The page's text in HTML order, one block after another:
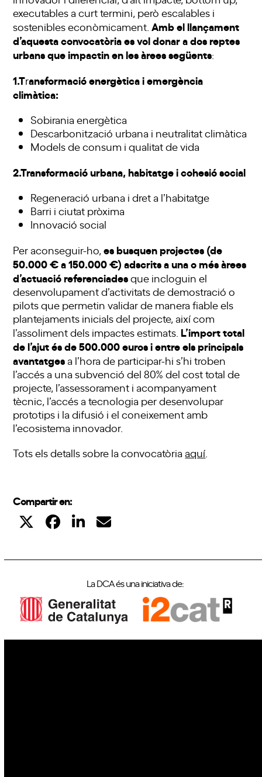
executables a curt termini, però escalables i
sostenibles econòmicament. Amb el llançament
d’aquesta convocatòria es vol donar a dos reptes
urbans que impactin en les àrees següents:
1.Transformació energètica i emergència
climàtica:
Sobirania energètica
Descarbonització urbana i neutralitat climàtica
Models de consum i qualitat de vida
2.Transformació urbana, habitatge i cohesió social
Regeneració urbana i dret a l’habitatge
Barri i ciutat pròxima
Innovació social
Per aconseguir-ho,es busquen projectes (de
50.000 € a 150.000 €) adscrits a una o més àrees
d’actuació referenciadesque incloguin el
desenvolupament d’activitats de demostració o
pilots que permetin validar de manera fiable els
plantejaments inicials del projecte, així com
l’assoliment dels impactes estimats. L’import total
de l’ajut és de 500.000 euros i entre els principals
avantatgesa l’hora de participar-hi s’hi troben
l’accés a una subvenció del 80% del cost total de
projecte, l’assessorament i acompanyament
tècnic, l’accés a tecnologia per desenvolupar
prototips i la difusió i el coneixement amb
l’ecosistema innovador.
Tots els detalls sobre la convocatòriaaquí
Compartir en:
La DCA és una iniciativa de: